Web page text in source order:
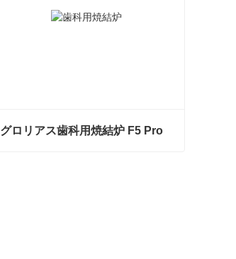
グロリアス歯科用焼結炉 F5 Pro